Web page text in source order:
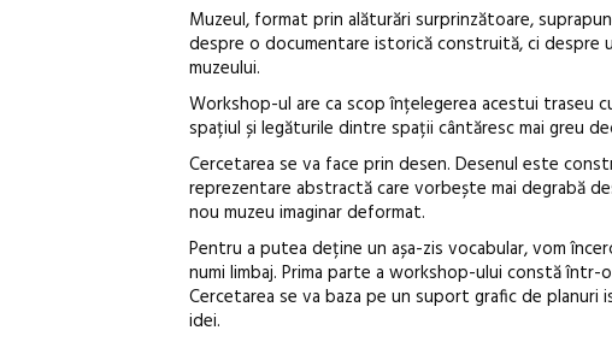
Muzeul, format prin alăturări surprinzătoare,
despre o documentare istorică construită, ci despre
muzeului.
Workshop-ul are ca scop înțelegerea acestui traseu
spațiul și legăturile dintre spații cântăresc mai greu
Cercetarea se va face prin desen. Desenul este
reprezentare abstractă care vorbește mai degrabă
nou muzeu imaginar deformat.
Pentru a putea deține un așa-zis vocabular, vom
numi limbaj. Prima parte a workshop-ului constă
Cercetarea se va baza pe un suport grafic de
idei.